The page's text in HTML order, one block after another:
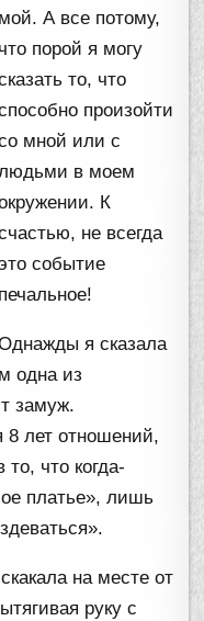
мой. А все потому,
что порой я могу
то, что
произойти
мной или с
в моем
К
не всегда
событие
печальное!
я сказала
одна из
замуж.
8 лет отношений,
что когда-
платье», лишь
на месте от
руку с